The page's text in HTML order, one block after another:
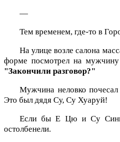
—
Тем временем, где-то в
На улице возле салона
форме посмотрел на
"Закончили разговор?"
Мужчина неловко почесал
Это был дядя Су, Су Хуаруй!
Если бы Е Цю и Су
остолбенели.